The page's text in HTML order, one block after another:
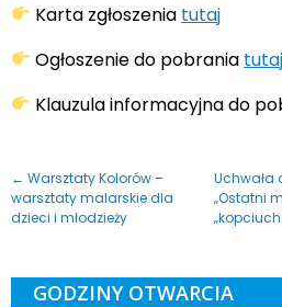
Karta zgłoszenia tutaj
Ogłoszenie do pobrania tutaj
Klauzula informacyjna do
← Warsztaty Kolorów –
warsztaty malarskie dla
dzieci i młodzieży
„Ostatni
GODZINY OTWARCIA